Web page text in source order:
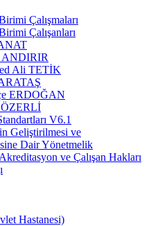
Çalışmaları
Çalışanları
ANDIRIR
Ali TETİK
ERDOĞAN
V6.1
Geliştirilmesi ve
Dair Yönetmelik
ve Çalışan Hakları
Hastanesi)